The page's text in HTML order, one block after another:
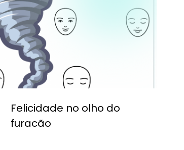
Felicidade no olho do
furacão